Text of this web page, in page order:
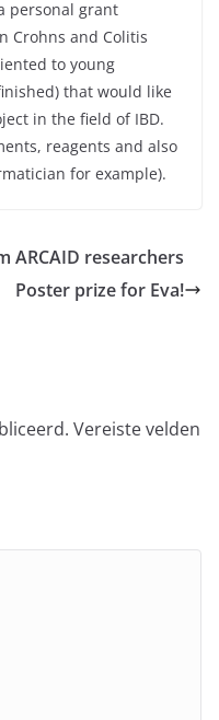
personal grant
Crohns and Colitis
to young
that would like
in the field of IBD.
reagents and also
for example).
ARCAID researchers
Poster prize for Eva!
Vereiste velden